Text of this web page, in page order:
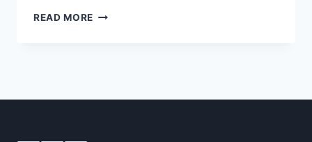
READ MORE THRIVE
KRING